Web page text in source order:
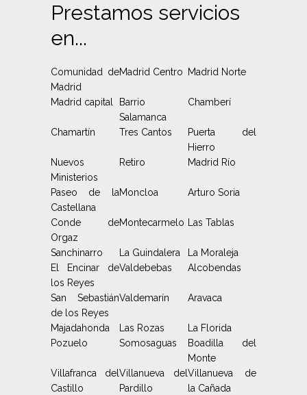
Prestamos servicios
en...
Comunidad de
Madrid
Madrid Centro Madrid Norte
Madrid capital
Barrio
Salamanca
Chamberí
Chamartín Tres Cantos
Puerta del
Hierro
Nuevos
Ministerios
Retiro Madrid Río
Paseo de la
Castellana
Moncloa Arturo Soria
Conde de
Orgaz
Montecarmelo Las Tablas
Sanchinarro La Guindalera
La Moraleja
El Encinar de
los Reyes
Valdebebas Alcobendas
San Sebastián
de los Reyes
Valdemarín Aravaca
Majadahonda Las Rozas
La Florida
Pozuelo
Somosaguas
Boadilla del
Monte
Villafranca del
Castillo
Villanueva del
Pardillo
Villanueva de
la Cañada